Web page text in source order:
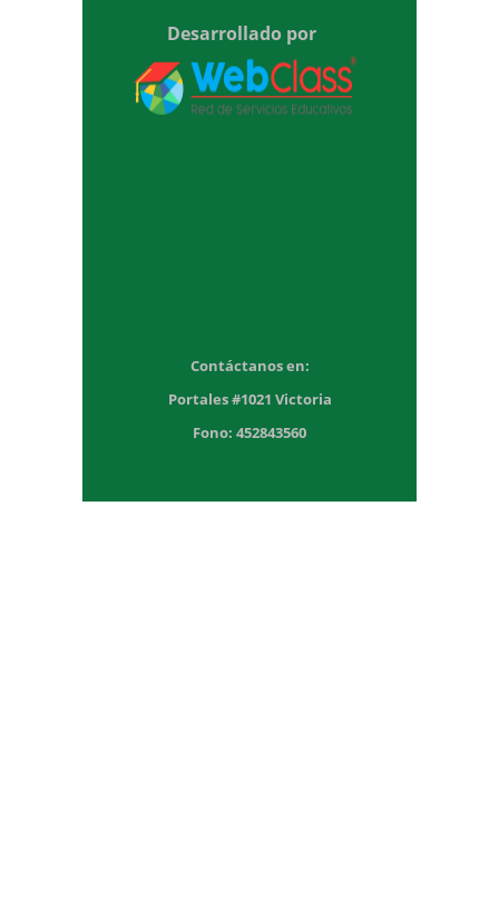
Desarrollado por
Contáctanos en:
Portales #1021 Victoria
Fono: 452843560